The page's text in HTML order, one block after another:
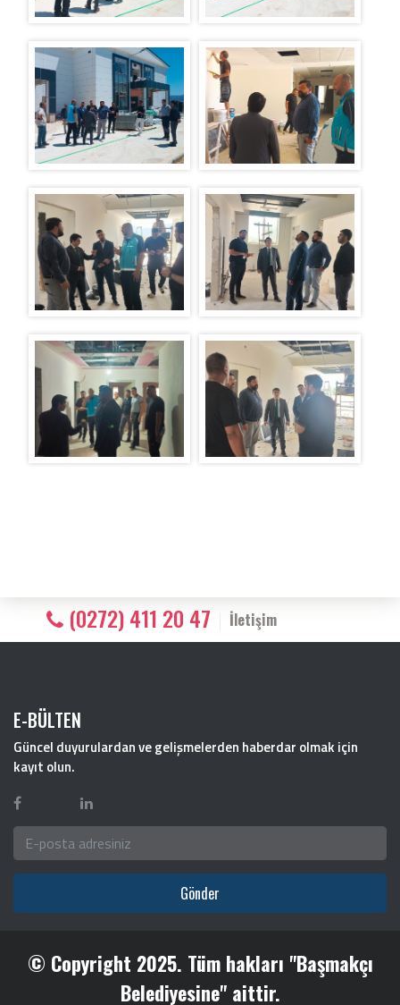
(0272) 411 20 47 İletişim
E-BÜLTEN
Güncel duyurulardan ve gelişmelerden haberdar olmak için
kayıt olun.
Gönder
© Copyright 2025. Tüm hakları "Başmakçı
Belediyesine" aittir.